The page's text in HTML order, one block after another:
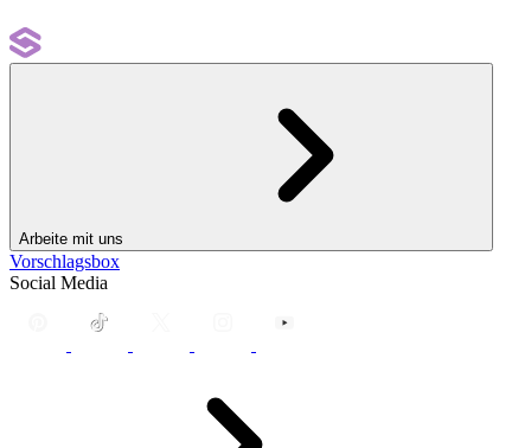
Arbeite mit uns
Vorschlagsbox
Social Media